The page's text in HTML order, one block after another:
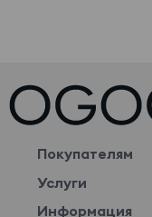
Покупателям
Услуги
Информация